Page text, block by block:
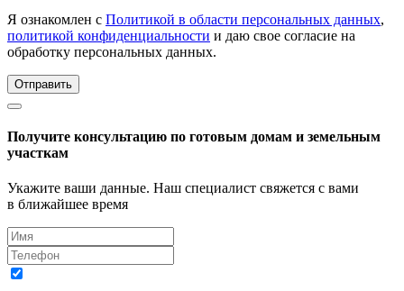
Я ознакомлен с Политикой в области персональных данных,
политикой конфиденциальности и даю свое согласие на
обработку персональных данных.
Отправить
Получите консультацию по готовым домам и земельным
участкам
Укажите ваши данные. Наш специалист свяжется с вами
в ближайшее время